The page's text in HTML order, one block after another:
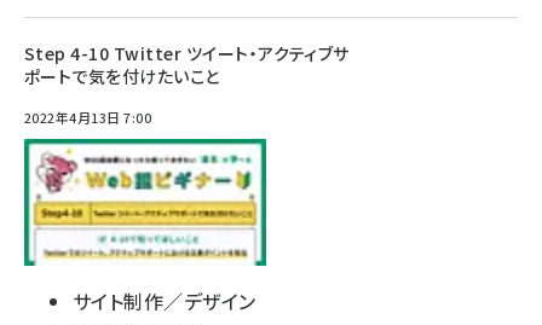
Step 4-10 Twitter ツイート・アクティブサ
ポートで気を付けたいこと
2022年4月13日 7:00
サイト制作／デザイン